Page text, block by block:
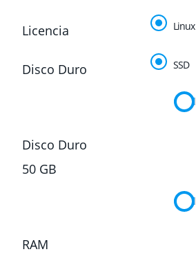
Licencia Linux
Disco Duro SSD
Disco Duro
50 GB
RAM